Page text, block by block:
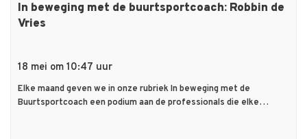
In beweging met de buurtsportcoach: Robbin de
Vries
18 mei om 10:47 uur
Elke maand geven we in onze rubriek In beweging met de
Buurtsportcoach een podium aan de professionals die elke…